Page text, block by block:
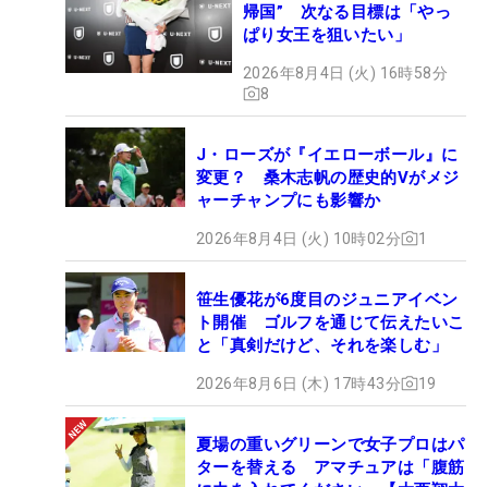
帰国” 次なる目標は「やっ
ぱり女王を狙いたい」
2026年8月4日 (火) 16時58分
8
J・ローズが『イエローボール』に
変更？ 桑木志帆の歴史的Vがメジ
ャーチャンプにも影響か
2026年8月4日 (火) 10時02分 1
笹生優花が6度目のジュニアイベン
ト開催 ゴルフを通じて伝えたいこ
と「真剣だけど、それを楽しむ」
2026年8月6日 (木) 17時43分 19
夏場の重いグリーンで女子プロはパ
ターを替える アマチュアは「腹筋